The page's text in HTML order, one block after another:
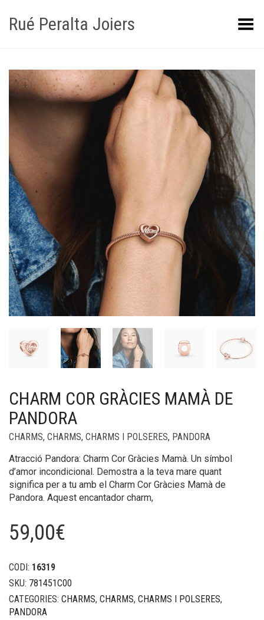
Rué Peralta Joiers Obrir/tancar el menú
+
CHARM COR GRÀCIES MAMÀ DE
PANDORA
CHARMS, CHARMS, CHARMS I POLSERES, PANDORA
Atracció Pandora: Charm Cor Gràcies Mamà. Un símbol
d’amor incondicional. Demostra a la teva mare quant
significa per a tu amb el Charm Cor Gràcies Mamà de
Pandora. Aquest encantador charm,
59,00€
CODI: 16319
SKU: 781451C00
CATEGORIES: CHARMS, CHARMS, CHARMS I POLSERES,
PANDORA